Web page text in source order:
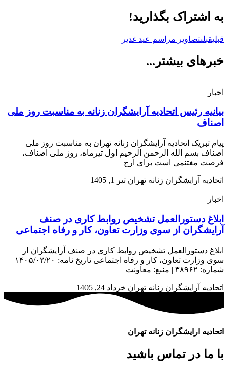
به اشتراک بگذارید!
قبلیقبلیتصاوير مراسم عيد غدير
خبرهای بیشتر...
اخبار
بیانیه رئیس اتحادیه آرایشگران زنانه به مناسبت روز ملی
اصناف
پیام تبریک اتحادیه آرایشگران زنانه تهران به مناسبت روز ملی
اصناف بسم الله الرحمن الرحیم اول تیرماه، روز ملی اصناف،
فرصت مغتنمی است برای ارج
اتحادیه آرایشگران زنانه تهران تیر 1, 1405
اخبار
ابلاغ دستورالعمل تشخیص روابط کاری در صنف
آرایشگران از سوی وزارت تعاون، کار و رفاه اجتماعی
ابلاغ دستورالعمل تشخیص روابط کاری در صنف آرایشگران از
سوی وزارت تعاون، کار و رفاه اجتماعی تاریخ نامه: ۱۴۰۵/۰۳/۲۰ |
شماره: ۳۸۹۶۲ | منبع: معاونت
اتحادیه آرایشگران زنانه تهران خرداد 24, 1405
اتحادیه ارایشگران زنانه تهران
با ما در تماس باشید